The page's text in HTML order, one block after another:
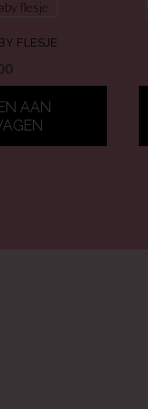
FLESJE
AAN